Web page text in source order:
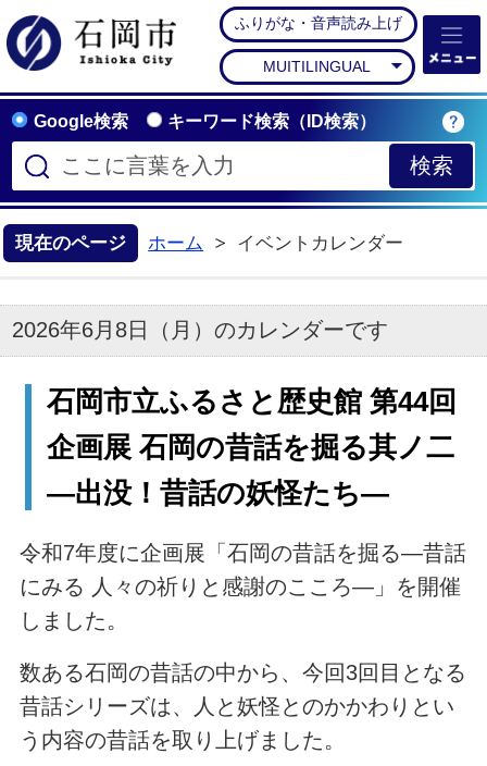
石岡市公式ホームペー
ふりがな・音声読み上げ
MUITILINGUAL
Google検索 キーワード検索（ID検索）
現在のページ ホーム イベントカレンダー
2026年6月8日（月）のカレンダーです
石岡市立ふるさと歴史館 第44回
企画展 石岡の昔話を掘る其ノ二
―出没！昔話の妖怪たち―
令和7年度に企画展「石岡の昔話を掘る―昔話
にみる 人々の祈りと感謝のこころ―」を開催
しました。
数ある石岡の昔話の中から、今回3回目となる
昔話シリーズは、人と妖怪とのかかわりとい
う内容の昔話を取り上げました。